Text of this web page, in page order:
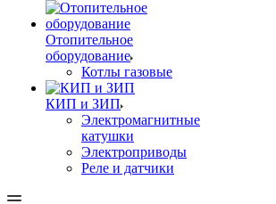
Отопительное
оборудование
Котлы газовые
КИП и ЗИП
Электромагнитные
катушки
Электроприводы
Реле и датчики